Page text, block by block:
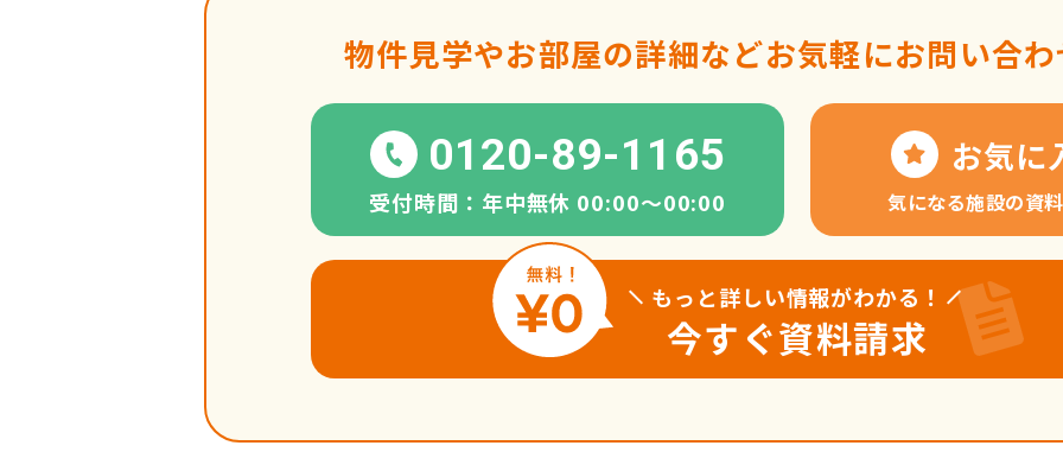
物件見学やお部屋の詳細などお気軽にお問い合
0120-89-1165
受付時間：年中無休 00:00〜00:00
お気に
気になる施設の資
もっと詳しい情報がわかる！
今すぐ資料請求